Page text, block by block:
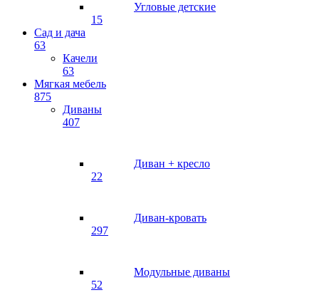
Угловые детские
15
Сад и дача
63
Качели
63
Мягкая мебель
875
Диваны
407
Диван + кресло
22
Диван-кровать
297
Модульные диваны
52